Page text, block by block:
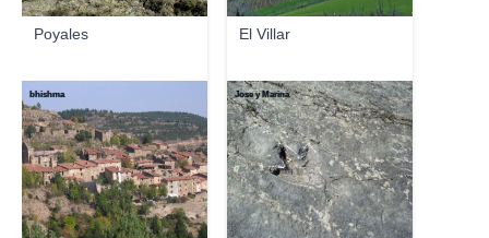
Poyales El Villar
bhishma Jose y Marina